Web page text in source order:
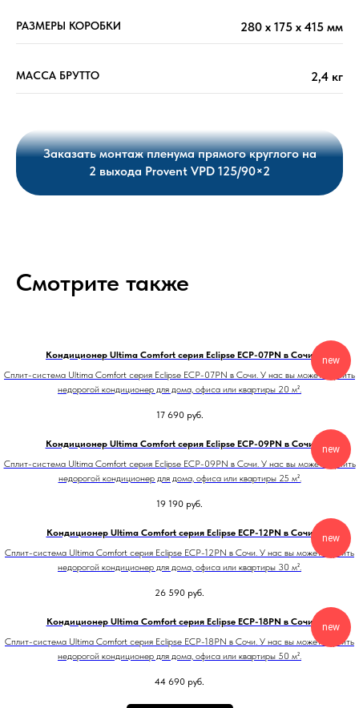
РАЗМЕРЫ КОРОБКИ 280 х 175 х 415 мм
МАССА БРУТТО 2,4 кг
Заказать монтаж пленума прямого круглого на
2 выхода Provent VPD 125/90×2
Смотрите также
new
Кондиционер Ultima Comfort серия Eclipse ECP-07PN в Сочи
Сплит-система Ultima Comfort серия Eclipse ECP-07PN в Сочи. У нас вы можете купить
недорогой кондиционер для дома, офиса или квартиры 20 м².
17 690 руб.
new
Кондиционер Ultima Comfort серия Eclipse ECP-09PN в Сочи
Сплит-система Ultima Comfort серия Eclipse ECP-09PN в Сочи. У нас вы можете купить
недорогой кондиционер для дома, офиса или квартиры 25 м².
19 190 руб.
new
Кондиционер Ultima Comfort серия Eclipse ECP-12PN в Сочи
Сплит-система Ultima Comfort серия Eclipse ECP-12PN в Сочи. У нас вы можете купить
недорогой кондиционер для дома, офиса или квартиры 30 м².
26 590 руб.
new
Кондиционер Ultima Comfort серия Eclipse ECP-18PN в Сочи
Сплит-система Ultima Comfort серия Eclipse ECP-18PN в Сочи. У нас вы можете купить
недорогой кондиционер для дома, офиса или квартиры 50 м².
44 690 руб.